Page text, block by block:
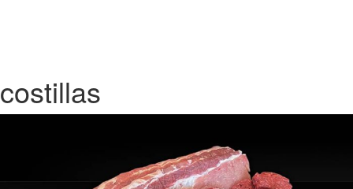
costillas